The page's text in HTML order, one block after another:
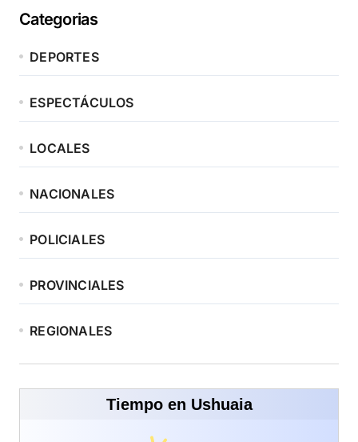
Categorias
DEPORTES
ESPECTÁCULOS
LOCALES
NACIONALES
POLICIALES
PROVINCIALES
REGIONALES
Tiempo en Ushuaia